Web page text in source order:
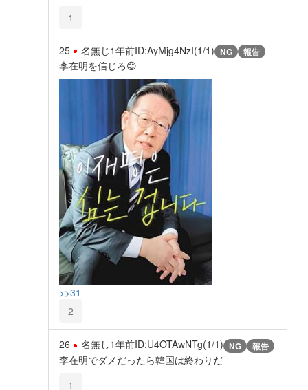
1
25 名無じ1年前ID:AyMjg4NzI(1/1) NG 報告
李在明を信じろ😊
>>31
2
26 名無し1年前ID:U4OTAwNTg(1/1) NG 報告
李在明でダメだったら韓国は終わりだ
1